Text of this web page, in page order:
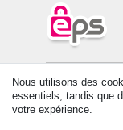
prix indiqués par le
en Euros TTC. Les
Nous utilisons des
essentiels, tandis que
votre expérience.